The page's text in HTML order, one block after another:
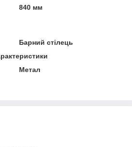
840 мм
Барний стілець
Метал